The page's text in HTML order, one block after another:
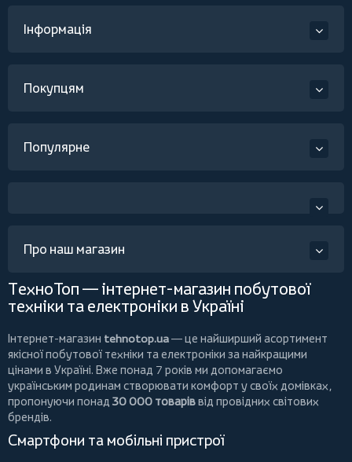
Інформація
Покупцям
Популярне
Про наш магазин
ТехноТоп — інтернет-магазин побутової
техніки та електроніки в Україні
Інтернет-магазин tehnotop.ua— це найширший асортимент
якісної побутової техніки та електроніки за найкращими
цінами в Україні. Вже понад 7 років ми допомагаємо
українським родинам створювати комфорт у своїх домівках,
пропонуючи понад 30 000 товаріввід провідних світових
брендів.
Смартфони та мобільні пристрої